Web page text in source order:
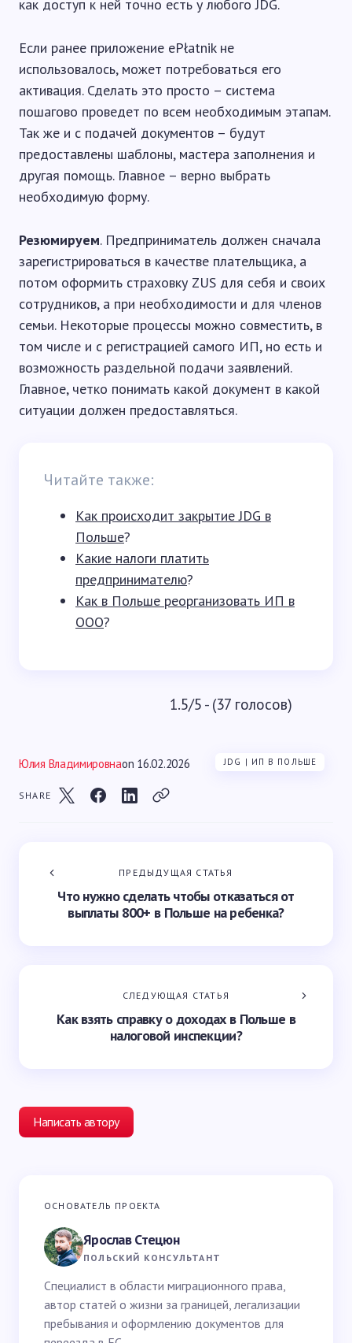
как доступ к ней точно есть у любого JDG.
Если ранее приложение ePłatnik не
использовалось, может потребоваться его
активация. Сделать это просто – система
пошагово проведет по всем необходимым этапам.
Так же и с подачей документов – будут
предоставлены шаблоны, мастера заполнения и
другая помощь. Главное – верно выбрать
необходимую форму.
Резюмируем. Предприниматель должен сначала
зарегистрироваться в качестве плательщика, а
потом оформить страховку ZUS для себя и своих
сотрудников, а при необходимости и для членов
семьи. Некоторые процессы можно совместить, в
том числе и с регистрацией самого ИП, но есть и
возможность раздельной подачи заявлений.
Главное, четко понимать какой документ в какой
ситуации должен предоставляться.
Читайте также:
Как происходит закрытие JDG в
Польше?
Какие налоги платить
предпринимателю?
Как в Польше реорганизовать ИП в
ООО?
1.5/5 - (37 голосов)
Юлия Владимировнаon 16.02.2026 JDG | ИП В ПОЛЬШЕ
SHARE
ПРЕДЫДУЩАЯ СТАТЬЯ
Что нужно сделать чтобы отказаться от
выплаты 800+ в Польше на ребенка?
СЛЕДУЮЩАЯ СТАТЬЯ
Как взять справку о доходах в Польше в
налоговой инспекции?
Написать автору
Ваш адрес email не будет опубликован.
Ваше имя *
Email *
ОСНОВАТЕЛЬ ПРОЕКТА
Ярослав Стецюн
ПОЛЬСКИЙ КОНСУЛЬТАНТ
Специалист в области миграционного права,
автор статей о жизни за границей, легализации
пребывания и оформлению документов для